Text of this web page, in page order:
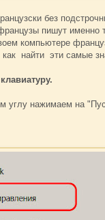
без
пишут именно
компьютере
как найти эти самые
углу нажимаем на